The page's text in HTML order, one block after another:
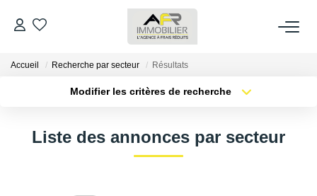
ACHETER
ESTIMER
Accueil Recherche par secteur Résultats
Modifier les critères de recherche
Type de bien
Surface min
Liste des annonces par secteur